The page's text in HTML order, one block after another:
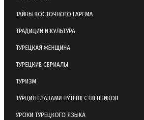
ТАЙНЫ ВОСТОЧНОГО ГАРЕМА
ТРАДИЦИИ И КУЛЬТУРА
ТУРЕЦКАЯ ЖЕНЩИНА
ТУРЕЦКИЕ СЕРИАЛЫ
ТУРИЗМ
ТУРЦИЯ ГЛАЗАМИ ПУТЕШЕСТВЕННИКОВ
УРОКИ ТУРЕЦКОГО ЯЗЫКА